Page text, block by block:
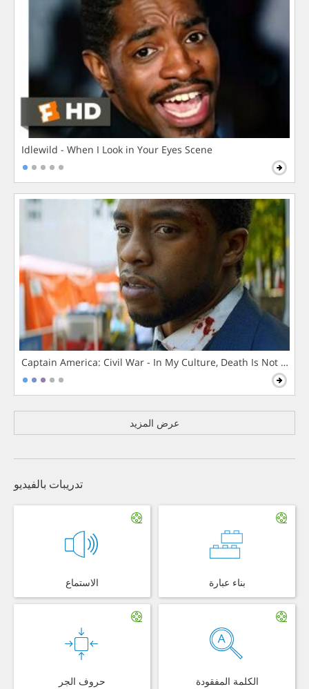
Idlewild - When I Look in Your Eyes Scene
Captain America: Civil War - In My Culture, Death Is Not The
عرض المزيد
تدريبات بالفيديو
الاستماع بناء عبارة
حروف الجر الكلمة المفقودة